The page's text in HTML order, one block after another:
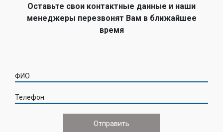
Оставьте свои контактные данные и наши
менеджеры перезвонят Вам в ближайшее
время
ФИО
Телефон